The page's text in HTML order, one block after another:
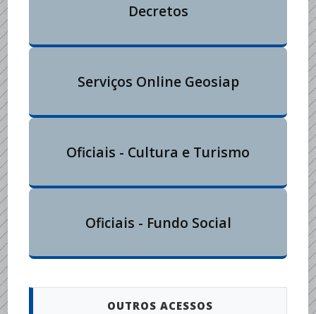
Decretos
Serviços Online Geosiap
Oficiais - Cultura e Turismo
Oficiais - Fundo Social
OUTROS ACESSOS